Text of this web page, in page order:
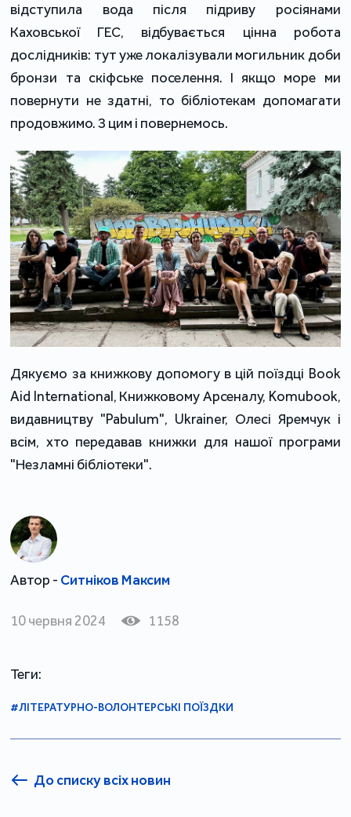
відступила вода після підриву росіянами
Каховської ГЕС, відбувається цінна робота
дослідників: тут уже локалізували могильник доби
бронзи та скіфське поселення. І якщо море ми
повернути не здатні, то бібліотекам допомагати
продовжимо. З цим і повернемось.
Дякуємо за книжкову допомогу в цій поїздці Book
Aid International, Книжковому Арсеналу, Komubook,
видавництву "Pabulum", Ukrainer, Олесі Яремчук і
всім, хто передавав книжки для нашої програми
"Незламні бібліотеки".
Автор - Ситніков Максим
10 червня 2024 1158
Теги:
#ЛІТЕРАТУРНО-ВОЛОНТЕРСЬКІ ПОЇЗДКИ
До списку всіх новин